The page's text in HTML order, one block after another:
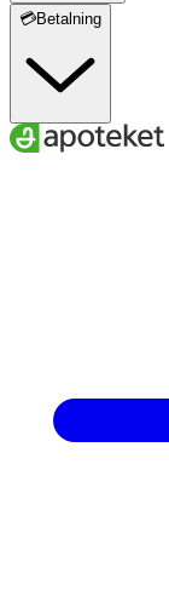
💳Betalning